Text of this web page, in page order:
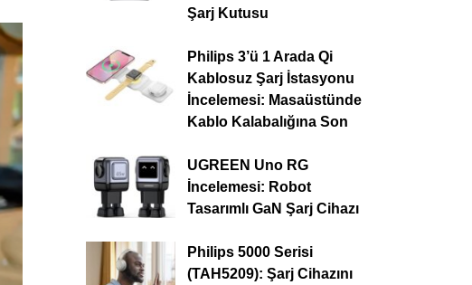
Şarj Kutusu
Philips 3’ü 1 Arada Qi
Kablosuz Şarj İstasyonu
İncelemesi: Masaüstünde
Kablo Kalabalığına Son
UGREEN Uno RG
İncelemesi: Robot
Tasarımlı GaN Şarj Cihazı
Philips 5000 Serisi
(TAH5209): Şarj Cihazını